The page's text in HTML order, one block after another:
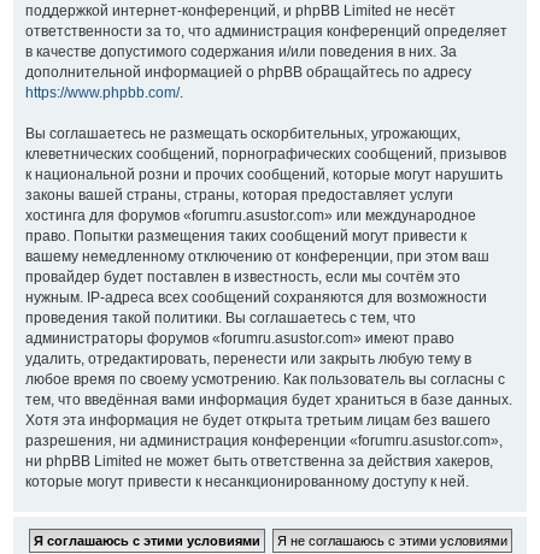
поддержкой интернет-конференций, и phpBB Limited не несёт
ответственности за то, что администрация конференций определяет
в качестве допустимого содержания и/или поведения в них. За
дополнительной информацией о phpBB обращайтесь по адресу
https://www.phpbb.com/.
Вы соглашаетесь не размещать оскорбительных, угрожающих,
клеветнических сообщений, порнографических сообщений, призывов
к национальной розни и прочих сообщений, которые могут нарушить
законы вашей страны, страны, которая предоставляет услуги
хостинга для форумов «forumru.asustor.com» или международное
право. Попытки размещения таких сообщений могут привести к
вашему немедленному отключению от конференции, при этом ваш
провайдер будет поставлен в известность, если мы сочтём это
нужным. IP-адреса всех сообщений сохраняются для возможности
проведения такой политики. Вы соглашаетесь с тем, что
администраторы форумов «forumru.asustor.com» имеют право
удалить, отредактировать, перенести или закрыть любую тему в
любое время по своему усмотрению. Как пользователь вы согласны с
тем, что введённая вами информация будет храниться в базе данных.
Хотя эта информация не будет открыта третьим лицам без вашего
разрешения, ни администрация конференции «forumru.asustor.com»,
ни phpBB Limited не может быть ответственна за действия хакеров,
которые могут привести к несанкционированному доступу к ней.